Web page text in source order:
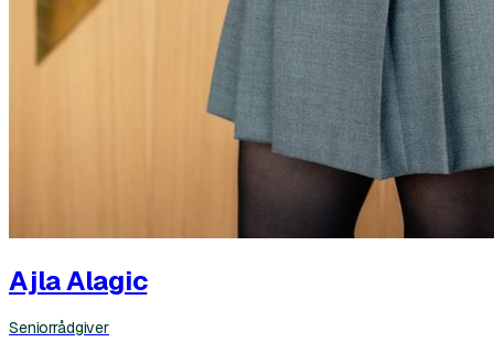
Ajla Alagic
Seniorrådgiver